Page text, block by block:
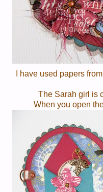
I have used papers
The Sarah girl is
When you open